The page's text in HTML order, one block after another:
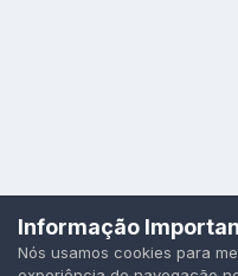
Idioma
Todos os
Powered
Informação
Nós usamos cookies para